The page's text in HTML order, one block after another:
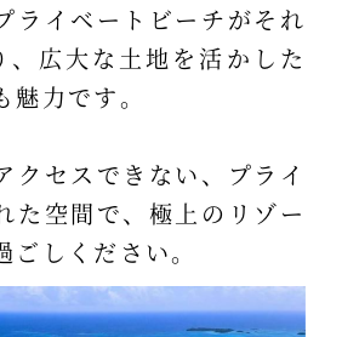
ライベートビーチがそれ
、広大な土地を活かした
力です。
クセスできない、プライ
た空間で、極上のリゾー
ごしください。